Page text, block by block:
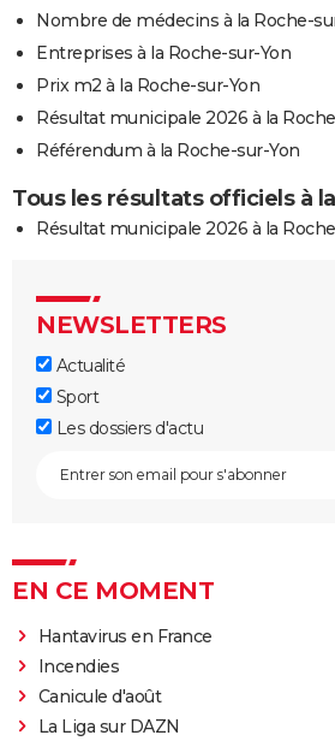
Nombre de médecins à la Roche-
Entreprises à la Roche-sur-Yon
Prix m2 à la Roche-sur-Yon
Résultat municipale 2026 à la
Référendum à la Roche-sur-Yon
Tous les résultats officiels à
Résultat municipale 2026 à la
NEWSLETTERS
Actualité
Sport
Les dossiers d'actu
EN CE MOMENT
Hantavirus en France
Incendies
Canicule d'août
La Liga sur DAZN